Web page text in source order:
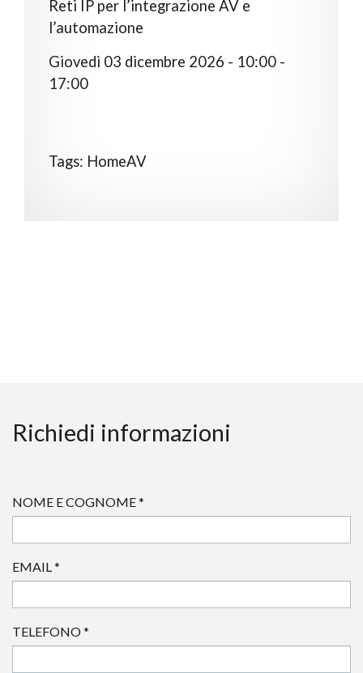
Reti IP per l’integrazione AV e
l’automazione
Giovedì 03 dicembre 2026 - 10:00 -
17:00
Tags: HomeAV
Richiedi informazioni
NOME E COGNOME*
EMAIL*
TELEFONO*